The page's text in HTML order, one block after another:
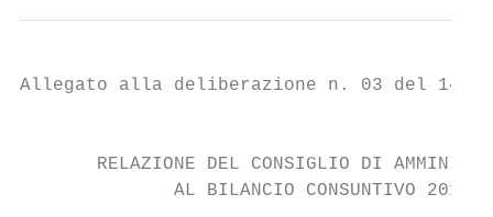
Allegato alla deliberazione n. 03 del 14/
RELAZIONE DEL CONSIGLIO DI
              AL BILANCIO CONSUNTIVO 2013